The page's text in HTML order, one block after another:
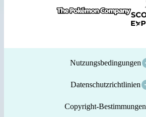
Nutzungsbedingungen
Datenschutzrichtlinien
Copyright-Bestimmungen